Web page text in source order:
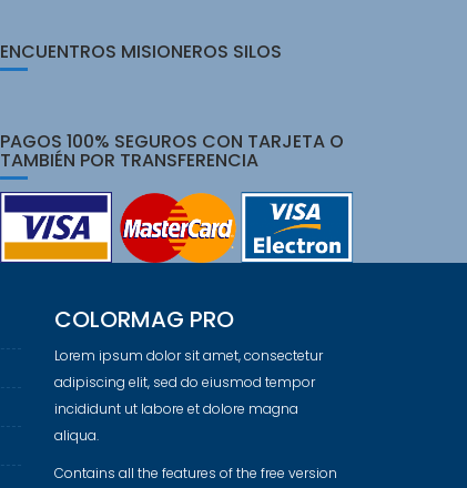
ENCUENTROS MISIONEROS SILOS
PAGOS 100% SEGUROS CON TARJETA O
TAMBIÉN POR TRANSFERENCIA
COLORMAG PRO
Lorem ipsum dolor sit amet, consectetur
adipiscing elit, sed do eiusmod tempor
incididunt ut labore et dolore magna
aliqua.
Contains all the features of the free version